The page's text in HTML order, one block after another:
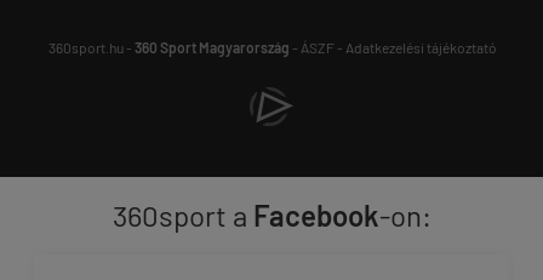
360sport.hu - 360 Sport Magyarország - ÁSZF- Adatkezelési tájékoztató
360sport a Facebook-on: